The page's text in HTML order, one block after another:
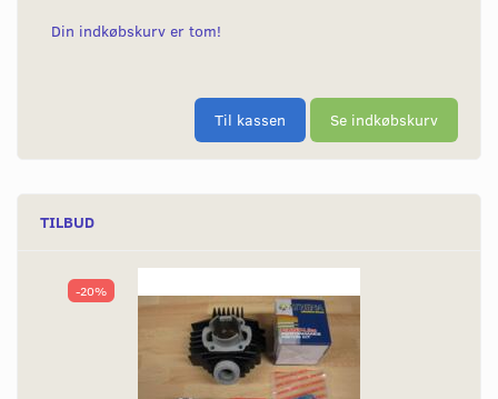
Din indkøbskurv er tom!
Til kassen Se indkøbskurv
TILBUD
-20%